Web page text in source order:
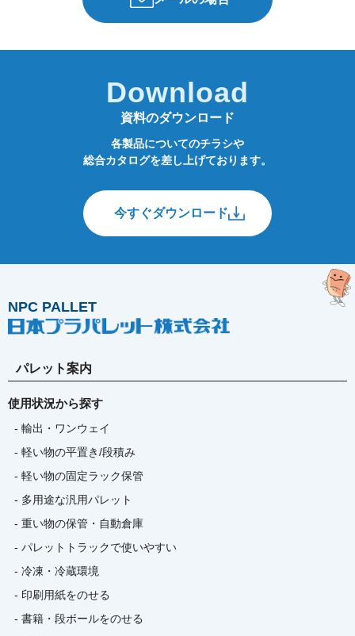
Download
資料のダウンロード
各製品についてのチラシや
総合カタログを差し上げております。
今すぐダウンロード
NPC PALLET
パレット案内
使用状況から探す
- 輸出・ワンウェイ
- 軽い物の平置き/段積み
- 軽い物の固定ラック保管
- 多用途な汎用パレット
- 重い物の保管・自動倉庫
- パレットトラックで使いやすい
- 冷凍・冷蔵環境
- 印刷用紙をのせる
- 書籍・段ボールをのせる